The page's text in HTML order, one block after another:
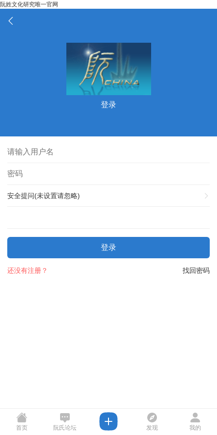
阮姓文化研究唯一官网
登录
安全提问(未设置请忽略)
登录
找回密码
还没有注册？
首页 阮氏论坛 发现 我的